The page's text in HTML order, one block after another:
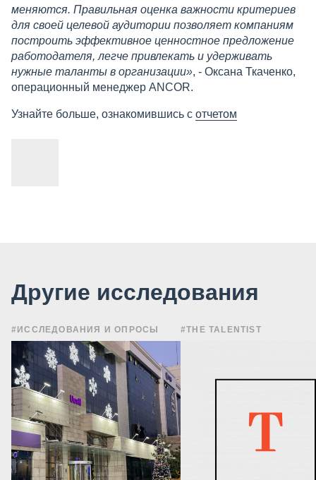
меняются. Правильная оценка важности критериев
для своей целевой аудитории позволяет компаниям
построить эффективное ценностное предложение
работодателя, легче привлекать и удерживать
нужные таланты в организации», - Оксана Ткаченко,
операционный менеджер ANCOR.
Узнайте больше, ознакомившись с отчетом
Другие исследования
#ИССЛЕДОВАНИЯ И ОПРОСЫ #THE TALENTIST